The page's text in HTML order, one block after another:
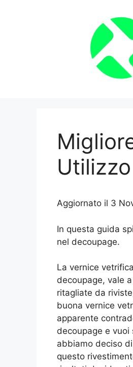
Aggiornato il 3
In questa guida
nel decoupage.
La vernice
decoupage, vale
ritagliate da
buona vernice
apparente
decoupage e vuoi
abbiamo deciso
questo